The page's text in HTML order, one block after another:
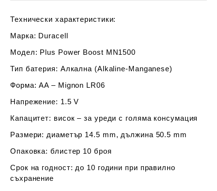
Технически характеристики:
Марка: Duracell
Модел: Plus Power Boost MN1500
Тип батерия: Алкална (Alkaline-Manganese)
Форма: AA – Mignon LR06
Напрежение: 1.5 V
Капацитет: висок – за уреди с голяма консумация
Размери: диаметър 14.5 mm, дължина 50.5 mm
Опаковка: блистер 10 броя
Срок на годност: до 10 години при правилно
съхранение